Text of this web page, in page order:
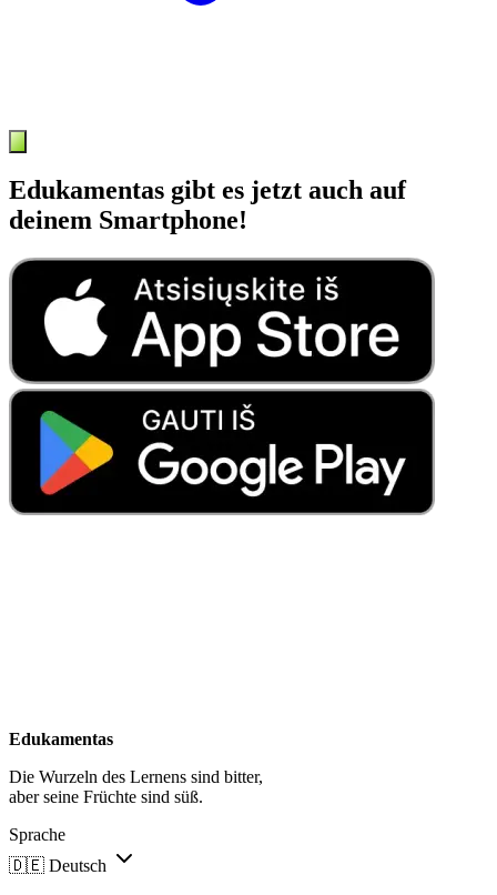
Edukamentas gibt es jetzt auch auf
deinem Smartphone!
Edukamentas
Die Wurzeln des Lernens sind bitter,
aber seine Früchte sind süß.
Sprache
🇩🇪 Deutsch